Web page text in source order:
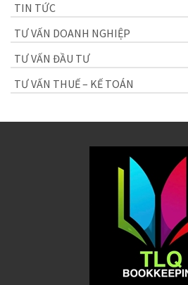
TIN TỨC
TƯ VẤN DOANH NGHIỆP
TƯ VẤN ĐẦU TƯ
TƯ VẤN THUẾ – KẾ TOÁN